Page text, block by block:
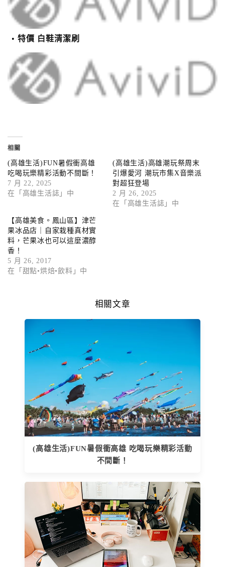
特價 白鞋清潔刷
相關
(高雄生活)FUN暑假衝高雄
吃喝玩樂精彩活動不間斷！
7 月 22, 2025
在「高雄生活誌」中
(高雄生活)高雄潮玩祭周末
引爆愛河 潮玩市集X音樂派
對超狂登場
2 月 26, 2025
在「高雄生活誌」中
【高雄美食。鳳山區】津芒
果冰品店｜自家栽種真材實
料，芒果冰也可以這麼濃醇
香！
5 月 26, 2017
在「甜點•烘焙•飲料」中
相關文章
(高雄生活)FUN暑假衝高雄 吃喝玩樂精彩活動
不間斷！